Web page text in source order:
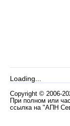
Loading...
Copyright © 2006-
При полном или
ссылка на "АПН